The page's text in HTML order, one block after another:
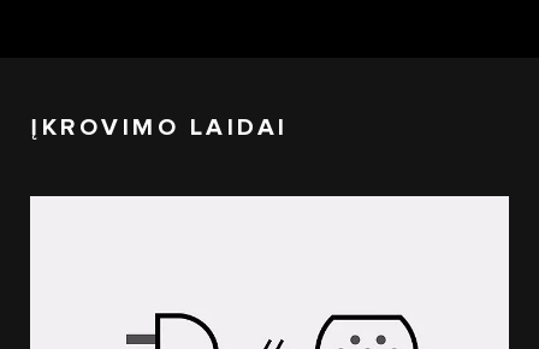
ĮKROVIMO LAIDAI